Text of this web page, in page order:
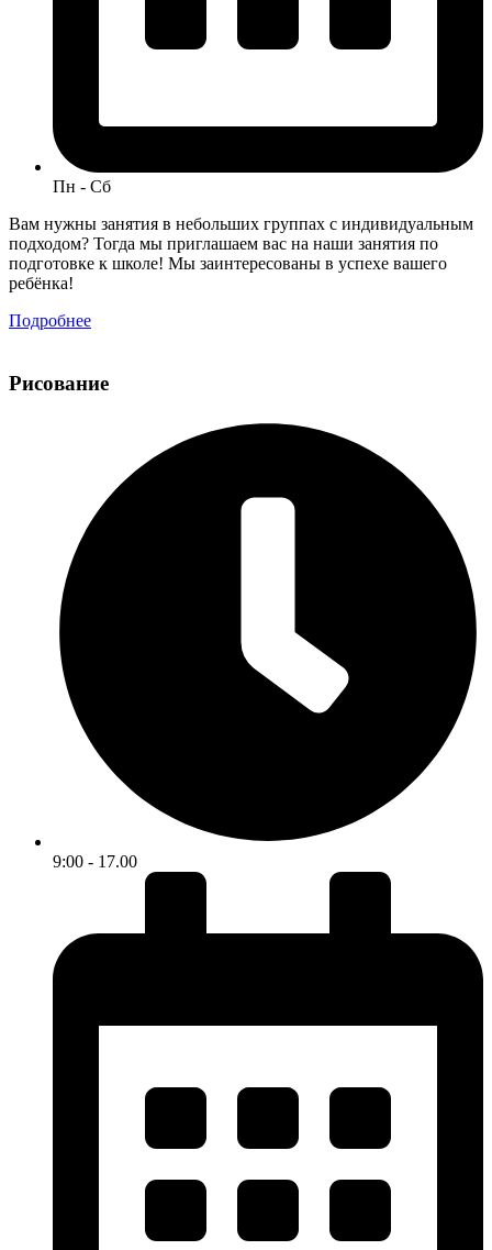
Пн - Сб
Вам нужны занятия в небольших группах с индивидуальным
подходом? Тогда мы приглашаем вас на наши занятия по
подготовке к школе! Мы заинтересованы в успехе вашего
ребёнка!
Подробнее
Рисование
9:00 - 17.00